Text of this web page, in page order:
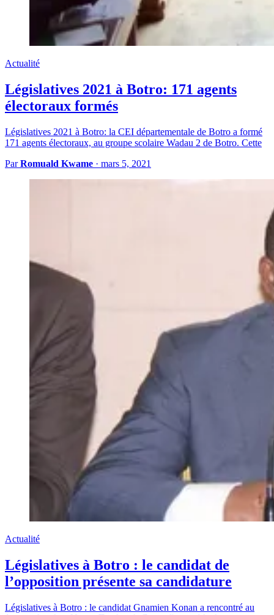
Actualité
Législatives 2021 à Botro: 171 agents
électoraux formés
Législatives 2021 à Botro: la CEI départementale de Botro a formé
171 agents électoraux, au groupe scolaire Wadau 2 de Botro. Cette
ParRomuald Kwame · mars 5, 2021
Actualité
Législatives à Botro : le candidat de
l’opposition présente sa candidature
Législatives à Botro : le candidat Gnamien Konan a rencontré au